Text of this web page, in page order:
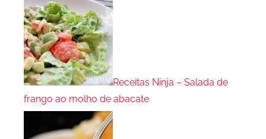
Receitas Ninja – Salada de
frango ao molho de abacate